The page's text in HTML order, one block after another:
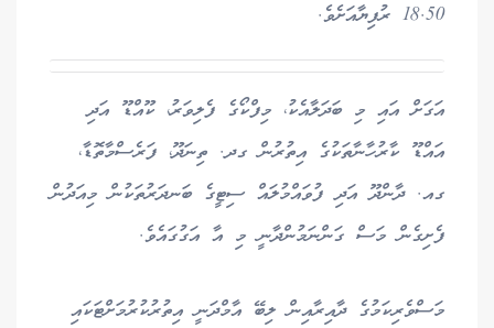
18.50 ރުފިޔާއަށެވެ.
އަގަށް އައި މި ބަދަލާއެކު، މިފްކޯގެ ފެލިވަރު، ކޫއްޑޫ އަދި
އައްޑޫ ކާރުހާނާތަކުގެ އިތުރުން ގދ. ތިނަދޫ، ފަރެސްމާތޮޑާ،
ގއ. ދާންދޫ އަދި ފުވައްމުލައް ސިޓީގެ ބަނދަރުތަކުން މިއަދުން
ފެށިގެން މަސް ގަންނަމުންދާނީ މި އާ އަގުގައެވެ.
މަސްވެރިކަމުގެ ދާއިރާއިން ލިބޭ އާމްދަނީ އިތުރުކުރުމަށްޓަކައި